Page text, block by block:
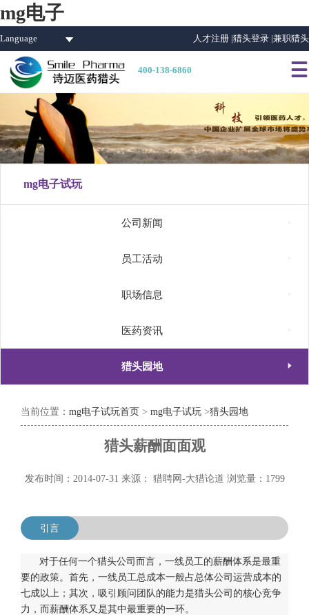
mg电子
Language 人才注册 |猎头登录 |兼职猎头
400-138-6860 
mg电子试玩
公司新闻
员工活动
职场信息
医药资讯
猎头园地 
当前位置： mg电子试玩首页 > mg电子试玩 >猎头园地
猎头薪酬面面观
发布时间：2014-07-31 来源： 猎聘网-大猎论道 浏览量：1799
引言
对于任何一个猎头公司而言，一线员工的薪酬体系是最重
要的政策。首先，一线员工总成本一般占总体公司运营成本的
七成以上；其次，吸引顾问团队的能力是猎头公司的核心竞争
力，而薪酬体系又是其中最重要的一环。